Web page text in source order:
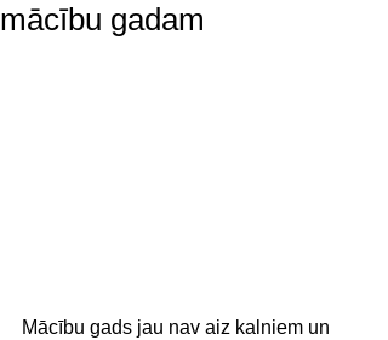
mācību gadam
Mācību gads jau nav aiz kalniem un